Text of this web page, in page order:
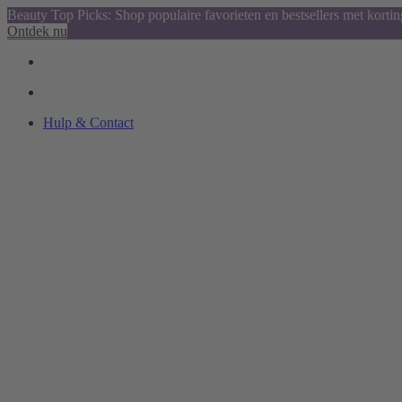
Beauty Top Picks: Shop populaire favorieten en bestsellers met
Ontdek nu
Hulp & Contact